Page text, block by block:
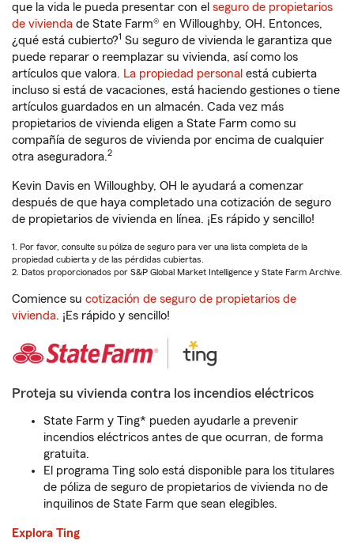
que la vida le pueda presentar con el seguro de propietarios
de vivienda de State Farm® en Willoughby, OH. Entonces,
¿qué está cubierto?1 Su seguro de vivienda le garantiza que
puede reparar o reemplazar su vivienda, así como los
artículos que valora. La propiedad personal está cubierta
incluso si está de vacaciones, está haciendo gestiones o tiene
artículos guardados en un almacén. Cada vez más
propietarios de vivienda eligen a State Farm como su
compañía de seguros de vivienda por encima de cualquier
otra aseguradora.2
Kevin Davis en Willoughby, OH le ayudará a comenzar
después de que haya completado una cotización de seguro
de propietarios de vivienda en línea. ¡Es rápido y sencillo!
1. Por favor, consulte su póliza de seguro para ver una lista completa de la
propiedad cubierta y de las pérdidas cubiertas.
2. Datos proporcionados por S&P Global Market Intelligence y State Farm Archive.
Comience su cotización de seguro de propietarios de
vivienda. ¡Es rápido y sencillo!
Proteja su vivienda contra los incendios eléctricos
State Farm y Ting* pueden ayudarle a prevenir
incendios eléctricos antes de que ocurran, de forma
gratuita.
El programa Ting solo está disponible para los titulares
de póliza de seguro de propietarios de vivienda no de
inquilinos de State Farm que sean elegibles.
Explora Ting